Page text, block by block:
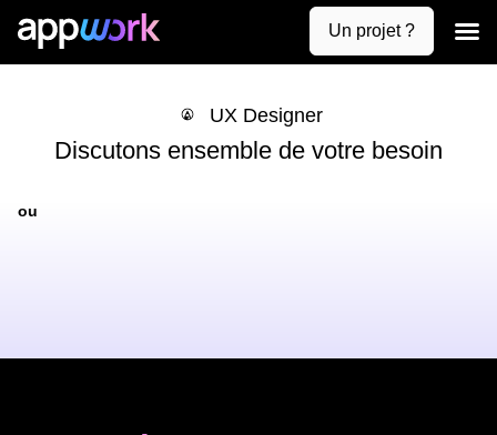
Un projet ?
UX Designer
Discutons ensemble de votre besoin
ou